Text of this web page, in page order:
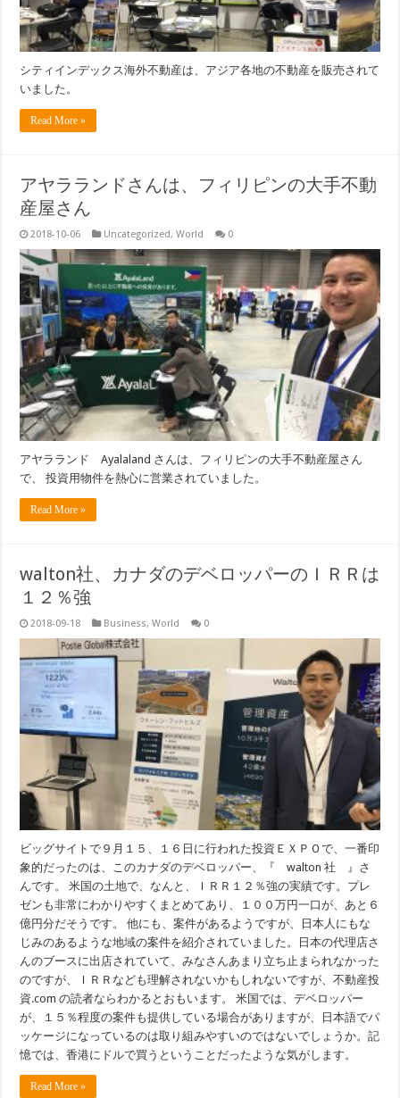
シティインデックス海外不動産は、アジア各地の不動産を販売されて
いました。
Read More »
アヤラランドさんは、フィリピンの大手不動
産屋さん
2018-10-06 Uncategorized,World 0
アヤラランド Ayalaland さんは、フィリピンの大手不動産屋さん
で、 投資用物件を熱心に営業されていました。
Read More »
walton社、カナダのデベロッパーのＩＲＲは
１２％強
2018-09-18 Business,World 0
ビッグサイトで９月１５、１６日に行われた投資ＥＸＰＯで、一番印
象的だったのは、このカナダのデベロッパー、『 walton 社 』さ
んです。 米国の土地で、なんと、ＩＲＲ１２％強の実績です。プレ
ゼンも非常にわかりやすくまとめてあり、１００万円一口が、あと６
億円分だそうです。 他にも、案件があるようですが、日本人にもな
じみのあるような地域の案件を紹介されていました。日本の代理店さ
んのブースに出店されていて、みなさんあまり立ち止まられなかった
のですが、ＩＲＲなども理解されないかもしれないですが、不動産投
資.com の読者ならわかるとおもいます。 米国では、デベロッパー
が、１５％程度の案件も提供している場合がありますが、日本語でパ
ッケージになっているのは取り組みやすいのではないでしょうか。記
憶では、香港にドルで買うということだったような気がします。
Read More »